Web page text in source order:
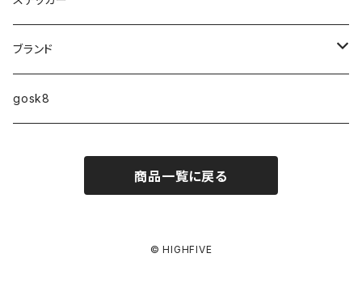
10インチ
ファンシェイプ
ブランド
HIGHFIVE
MELLOW CONCAVE LOVERS CLUB
NIKE SB ISHOD COLLECTION
gosk8
商品一覧に戻る
© HIGHFIVE